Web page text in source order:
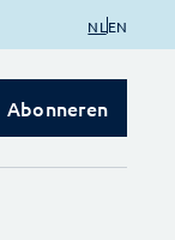
NL EN
Abonneren